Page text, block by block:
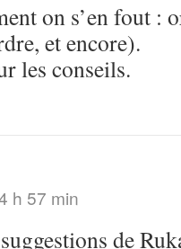
on s’en fout :
et encore).
les conseils.
h 57 min
de